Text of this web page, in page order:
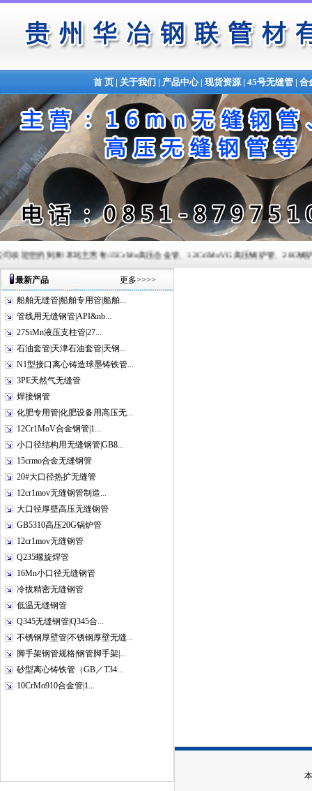
首 页| 关于我们 | 产品中心| 现货资源| 45号无缝管| 合
迎您的到来!本站主营有:15CrMo高压合金管、12Cr1MoVG高压锅炉管、20G锅炉
最新产品 更多>>>>
船舶无缝管|船舶专用管|船舶...
管线用无缝钢管|API&nb...
27SiMn液压支柱管|27...
石油套管|天津石油套管|天钢...
N1型接口离心铸造球墨铸铁管...
3PE天然气无缝管
焊接钢管
化肥专用管|化肥设备用高压无...
12Cr1MoV合金钢管|1...
小口径结构用无缝钢管|GB8...
15crmo合金无缝钢管
20#大口径热扩无缝管
12cr1mov无缝钢管制造...
大口径厚壁高压无缝钢管
GB5310高压20G锅炉管
12cr1mov无缝钢管
Q235螺旋焊管
16Mn小口径无缝钢管
冷拔精密无缝钢管
低温无缝钢管
Q345无缝钢管|Q345合...
不锈钢厚壁管|不锈钢厚壁无缝...
脚手架钢管规格|钢管脚手架|...
砂型离心铸铁管（GB／T34...
10CrMo910合金管|1...